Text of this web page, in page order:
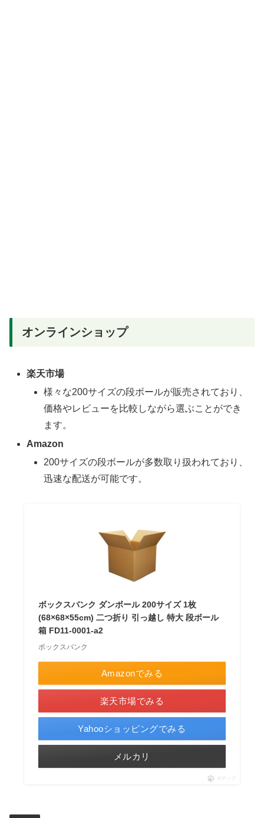
オンラインショップ
楽天市場
様々な200サイズの段ボールが販売されており、
価格やレビューを比較しながら選ぶことができ
ます。
Amazon
200サイズの段ボールが多数取り扱われており、
迅速な配送が可能です。
ボックスバンク ダンボール 200サイズ 1枚
(68×68×55cm) 二つ折り 引っ越し 特大 段ボール
箱 FD11-0001-a2
ボックスバンク
Amazonでみる
楽天市場でみる
Yahooショッピングでみる
メルカリ
ポチップ